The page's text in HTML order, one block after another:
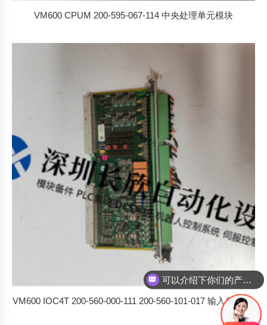
VM600 CPUM 200-595-067-114 中央处理单元模块
VM600 IOC4T 200-560-000-111 200-560-101-017 输入/输出卡
你们是怎么收费的呢